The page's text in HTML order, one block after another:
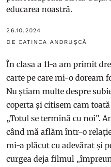
educarea noastră.
26.10.2024
DE CATINCA ANDRUȘCĂ
În clasa a 11-a am primit
carte pe care mi-o doream
Nu știam multe despre
coperta și citisem cam
„Totul se termină cu noi”.
când mă aflăm într-o
mi-a plăcut cu adevărat și
curgea deja filmul